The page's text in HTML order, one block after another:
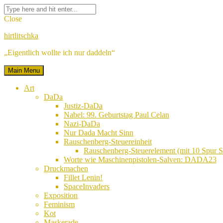
Skip
to
Facebook
Twitter
Google
Plus
Linkedin
Instagram
YouTube
Pinterest
Tumblr
Flickr
VK
Search
for:
Close
hirtlitschka
„Eigentlich wollte ich nur daddeln“
Main Menu
Art
DaDa
Justiz-DaDa
Nabel: 99. Geburtstag Paul Celan
Nazi-DaDa
Nur Dada Macht Sinn
Rauschenberg-Steuereinheit
Rauschenberg-Steuerelement (mit 10 Spur
Worte wie Maschinenpistolen-Salven: DADA23
Druckmachen
Fillet Lenin!
SpaceInvaders
Exposition
Feminism
Kot